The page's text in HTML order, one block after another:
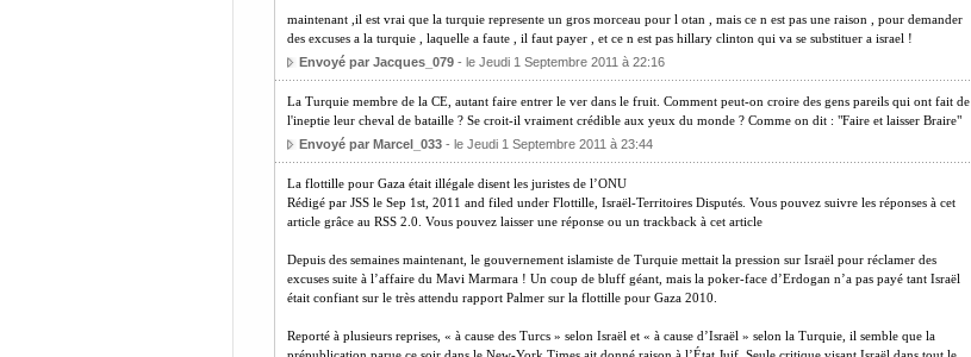
maintenant ,il est vrai que la turquie represente un gros morceau pour l otan , mais ce n est pas une raison , pour demander
des excuses a la turquie , laquelle a faute , il faut payer , et ce n est pas hillary clinton qui va se substituer a israel !
Envoyé par Jacques_079- le Jeudi 1 Septembre 2011 à 22:16
La Turquie membre de la CE, autant faire entrer le ver dans le fruit. Comment peut-on croire des gens pareils qui ont fait de
l'ineptie leur cheval de bataille ? Se croit-il vraiment crédible aux yeux du monde ? Comme on dit : "Faire et laisser Braire"
Envoyé par Marcel_033- le Jeudi 1 Septembre 2011 à 23:44
La flottille pour Gaza était illégale disent les juristes de l’ONU
Rédigé par JSS le Sep 1st, 2011 and filed under Flottille, Israël-Territoires Disputés. Vous pouvez suivre les réponses à cet
article grâce au RSS 2.0. Vous pouvez laisser une réponse ou un trackback à cet article
Depuis des semaines maintenant, le gouvernement islamiste de Turquie mettait la pression sur Israël pour réclamer des
excuses suite à l’affaire du Mavi Marmara ! Un coup de bluff géant, mais la poker-face d’Erdogan n’a pas payé tant Israël
était confiant sur le très attendu rapport Palmer sur la flottille pour Gaza 2010.
Reporté à plusieurs reprises, « à cause des Turcs » selon Israël et « à cause d’Israël » selon la Turquie, il semble que la